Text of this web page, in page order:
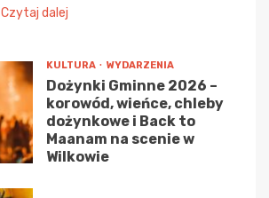
Czytaj dalej
KULTURA WYDARZENIA
Dożynki Gminne 2026 –
korowód, wieńce, chleby
dożynkowe i Back to
Maanam na scenie w
Wilkowie